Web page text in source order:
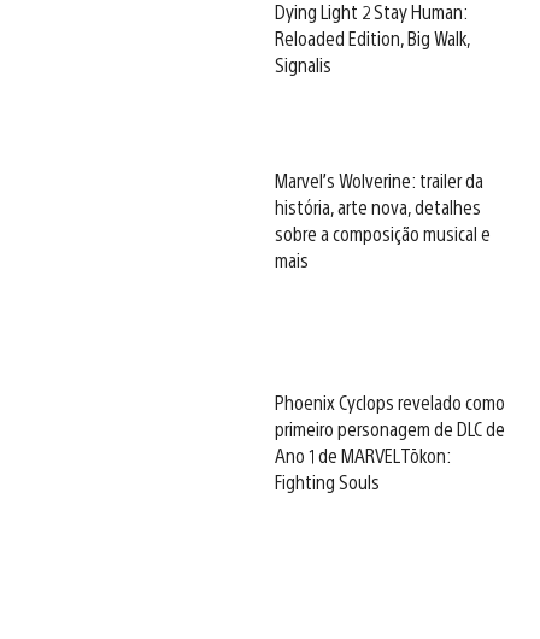
Dying Light 2 Stay Human:
Reloaded Edition, Big Walk,
Signalis
Marvel’s Wolverine: trailer da
história, arte nova, detalhes
sobre a composição musical e
mais
Phoenix Cyclops revelado como
primeiro personagem de DLC de
Ano 1 de MARVEL Tōkon:
Fighting Souls